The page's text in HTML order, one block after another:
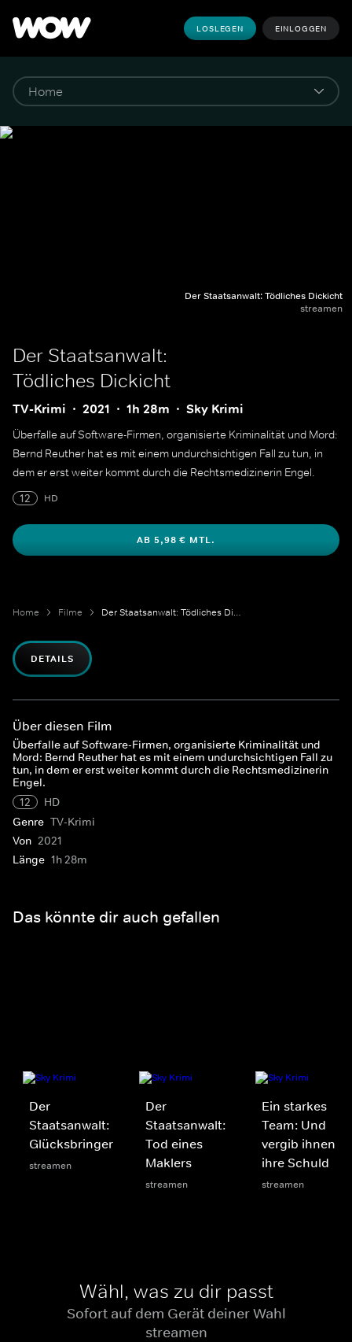
LOSLEGEN EINLOGGEN
Der Staatsanwalt: Tödliches Dickicht
streamen
Der Staatsanwalt:
Tödliches Dickicht
TV-Krimi 2021 1h 28m Sky Krimi
Überfalle auf Software-Firmen, organisierte Kriminalität und Mord:
Bernd Reuther hat es mit einem undurchsichtigen Fall zu tun, in
dem er erst weiter kommt durch die Rechtsmedizinerin Engel.
12
HD
AB 5,98 € MTL.
Home Filme Der Staatsanwalt: Tödliches Dickicht
DETAILS
Über diesen Film
Überfalle auf Software-Firmen, organisierte Kriminalität und
Mord: Bernd Reuther hat es mit einem undurchsichtigen Fall zu
tun, in dem er erst weiter kommt durch die Rechtsmedizinerin
Engel.
12
HD
Genre TV-Krimi
Von 2021
Länge 1h 28m
Das könnte dir auch gefallen
Der
Staatsanwalt:
Glücksbringer
streamen
Der
Staatsanwalt:
Tod eines
Maklers
streamen
Ein starkes
Team: Und
vergib ihnen
ihre Schuld
streamen
Wähl, was zu dir passt
Sofort auf dem Gerät deiner Wahl
streamen